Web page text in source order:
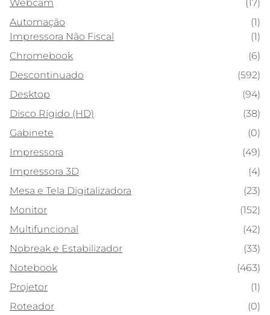
Webcam
(17)
Automação
(1)
Impressora Não Fiscal
(1)
Chromebook
(6)
Descontinuado
(592)
Desktop
(94)
Disco Rígido (HD)
(38)
Gabinete
(0)
Impressora
(49)
Impressora 3D
(4)
Mesa e Tela Digitalizadora
(23)
Monitor
(152)
Multifuncional
(42)
Nobreak e Estabilizador
(33)
Notebook
(463)
Projetor
(1)
Roteador
(0)